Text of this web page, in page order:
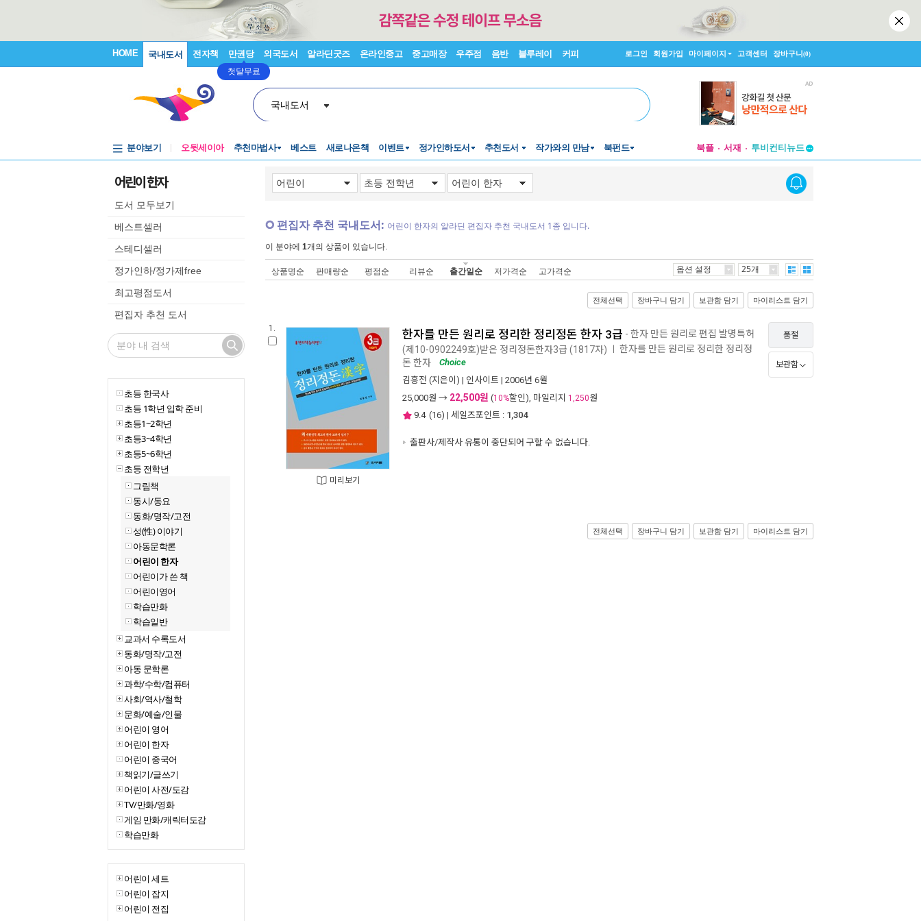
HOME 국내도서 전자책 만권당
첫달무료
외국도서 알라딘굿즈 온라인중고 중고매장 우주점 음반 블루레이 커피 로그인 회원가입 마이페이지 고객센터 장바구니(0)
국내도서
분야보기 오뒷세이아 추천마법사 베스트 새로나온책 이벤트 정가인하도서 추천도서 작가와의 만남 북펀드 북플 서재
투비컨티뉴드
투비컨티뉴드
어린이 한자
도서 모두보기
베스트셀러
스테디셀러
정가인하/정가제free
최고평점도서
편집자 추천 도서
초등 한국사
초등 1학년 입학 준비
초등1~2학년
초등3~4학년
초등5~6학년
초등 전학년
그림책
동시/동요
동화/명작/고전
성(性) 이야기
아동문학론
어린이 한자
어린이가 쓴 책
어린이영어
학습만화
학습일반
교과서 수록도서
동화/명작/고전
아동 문학론
과학/수학/컴퓨터
사회/역사/철학
문화/예술/인물
어린이 영어
어린이 한자
어린이 중국어
책읽기/글쓰기
어린이 사전/도감
TV/만화/영화
게임 만화/캐릭터도감
학습만화
어린이 세트
어린이 잡지
어린이 전집
편집자 추천 국내도서: 어린이 한자의 알라딘 편집자 추천 국내도서 1종 입니다.
이 분야에 1개의 상품이 있습니다.
상품명순 판매량순 평점순 리뷰순 출간일순 저가격순 고가격순 옵션 설정 25개
전체선택 장바구니 담기 보관함 담기 마이리스트 담기
1.
미리보기
한자를 만든 원리로 정리한 정리정돈 한자 3급 - 한자 만든 원리로 편집 발명특허
(제10-0902249호)받은 정리정돈한자3급 (1817자) 한자를 만든 원리로 정리한 정리정
돈 한자
Choice
김흥전 (지은이) | 인사이트 | 2006년 6월
25,000원 → 22,500원 (10%할인), 마일리지 1,250원
9.4 (16) | 세일즈포인트 : 1,304
출판사/제작사 유통이 중단되어 구할 수 없습니다.
품절
보관함
전체선택 장바구니 담기 보관함 담기 마이리스트 담기